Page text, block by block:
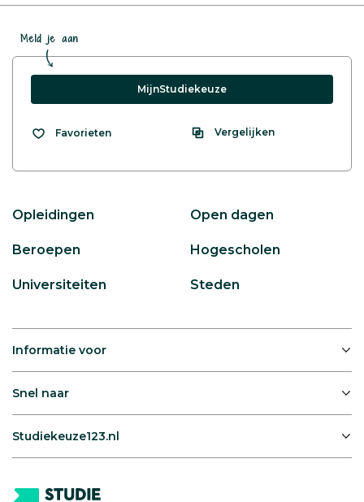
Meld je aan
MijnStudiekeuze
Favorieten Vergelijken
Opleidingen Open dagen
Beroepen Hogescholen
Universiteiten Steden
Informatie voor
Snel naar
Studiekeuze123.nl